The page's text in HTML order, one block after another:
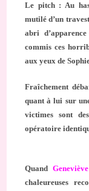
Le pitch : Au
mutilé d’un
abri
commis ces
aux yeux de
Fraîchement
quant à lui sur
victimes sont
opératoire
Quand
chaleureuses